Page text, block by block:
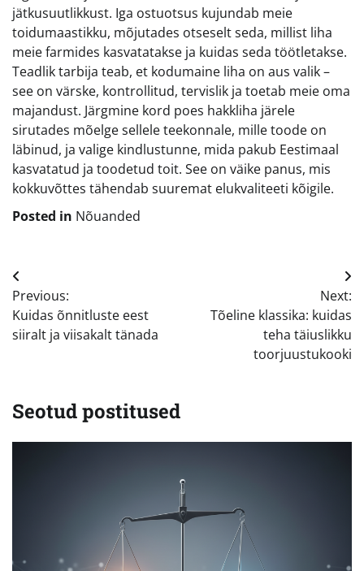
jätkusuutlikkust. Iga ostuotsus kujundab meie
toidumaastikku, mõjutades otseselt seda, millist liha
meie farmides kasvatatakse ja kuidas seda töötletakse.
Teadlik tarbija teab, et kodumaine liha on aus valik –
see on värske, kontrollitud, tervislik ja toetab meie oma
majandust. Järgmine kord poes hakkliha järele
sirutades mõelge sellele teekonnale, mille toode on
läbinud, ja valige kindlustunne, mida pakub Eestimaal
kasvatatud ja toodetud toit. See on väike panus, mis
kokkuvõttes tähendab suuremat elukvaliteeti kõigile.
Posted in Nõuanded
Navigeerimine
Previous:
Kuidas õnnitluste eest
siiralt ja viisakalt tänada
Next:
Tõeline klassika: kuidas
teha täiuslikku
toorjuustukooki
Seotud postitused